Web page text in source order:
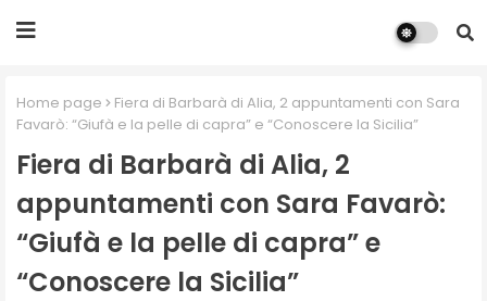
Home page
Fiera di Barbarà di Alia, 2 appuntamenti con Sara
Favarò: “Giufà e la pelle di capra” e “Conoscere la Sicilia”
Fiera di Barbarà di Alia, 2
appuntamenti con Sara Favarò:
“Giufà e la pelle di capra” e
“Conoscere la Sicilia”